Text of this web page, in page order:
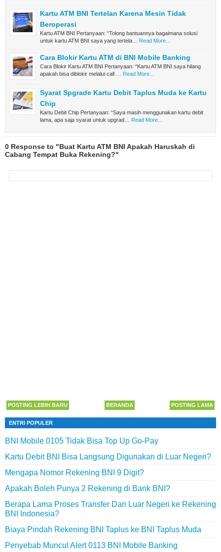
Kartu ATM BNI Tertelan Karena Mesin Tidak
Beroperasi
Kartu ATM BNI Pertanyaan: “Tolong bantuannya bagaimana solusi
untuk kartu ATM BNI saya yang tertela…
Read More...
Cara Blokir Kartu ATM di BNI Mobile Banking
Cara Blokir Kartu ATM BNI Pertanyaan: “Kartu ATM BNI saya hilang
apakah bisa diblokir melalui call …
Read More...
Syarat Spgrade Kartu Debit Taplus Muda ke Kartu
Chip
Kartu Debit Chip Pertanyaan: “Saya masih menggunakan kartu debit
lama, apa saja syarat untuk upgrad…
Read More...
0 Response to "Buat Kartu ATM BNI Apakah Haruskah di
Cabang Tempat Buka Rekening?"
POSTING LEBIH BARU POSTING LAMA
BERANDA
ENTRI POPULER
BNI Mobile 0105 Tidak Bisa Top Up Go-Pay
Kartu Debit BNI Bisa Langsung Digunakan di Luar Negeri?
Mengapa Nomor Rekening BNI 9 Digit?
Apakah Boleh Punya 2 Rekening di Bank BNI?
Berapa Lama Proses Transfer Dari Luar Negeri ke Rekening
BNI Indonesia?
Biaya Pindah Rekening BNI Taplus ke BNI Taplus Muda
Penyebab Muncul Alert 0113 BNI Mobile Banking